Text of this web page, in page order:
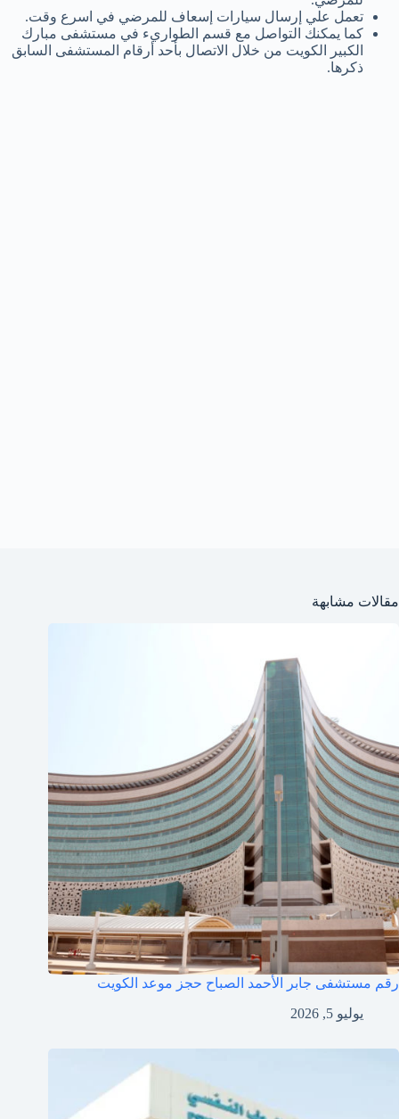
تعمل علي إرسال سيارات إسعاف للمرضي في اسرع وقت.
كما يمكنك التواصل مع قسم الطواريء في مستشفى مبارك
الكبير الكويت من خلال الاتصال بأحد أرقام المستشفى السابق
ذكرها.
مقالات مشابهة
رقم مستشفى جابر الأحمد الصباح حجز موعد الكويت
يوليو 5, 2026